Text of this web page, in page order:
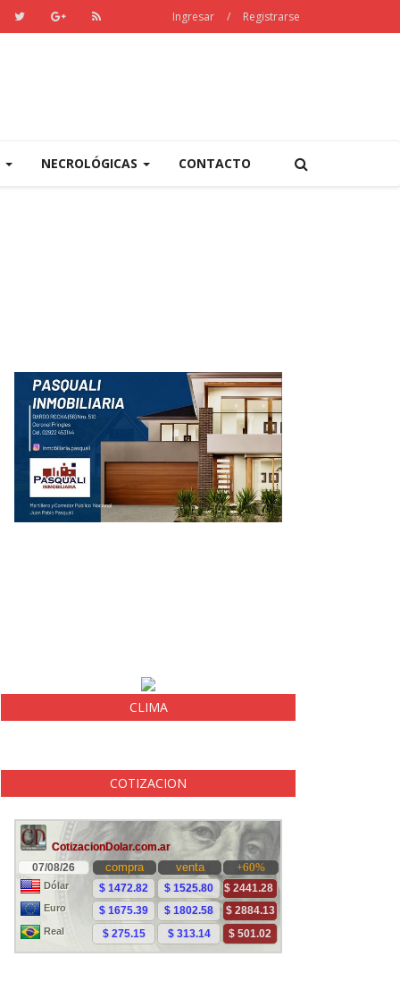
Ingresar / Registrarse
NECROLÓGICAS CONTACTO
CLIMA
COTIZACION